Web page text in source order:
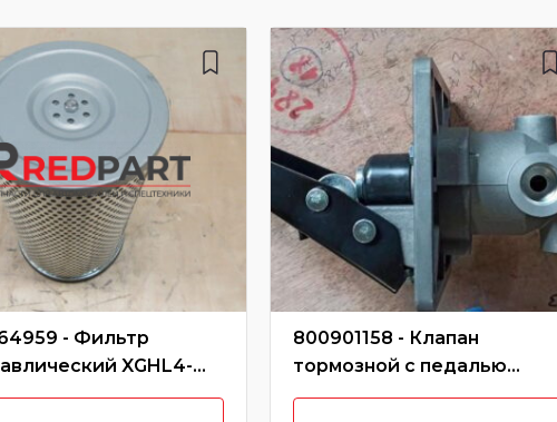
- Фильтр
XGHL4-
803164959
800901158 - Клапан
тормозной с педалью
800901158/SLZD-